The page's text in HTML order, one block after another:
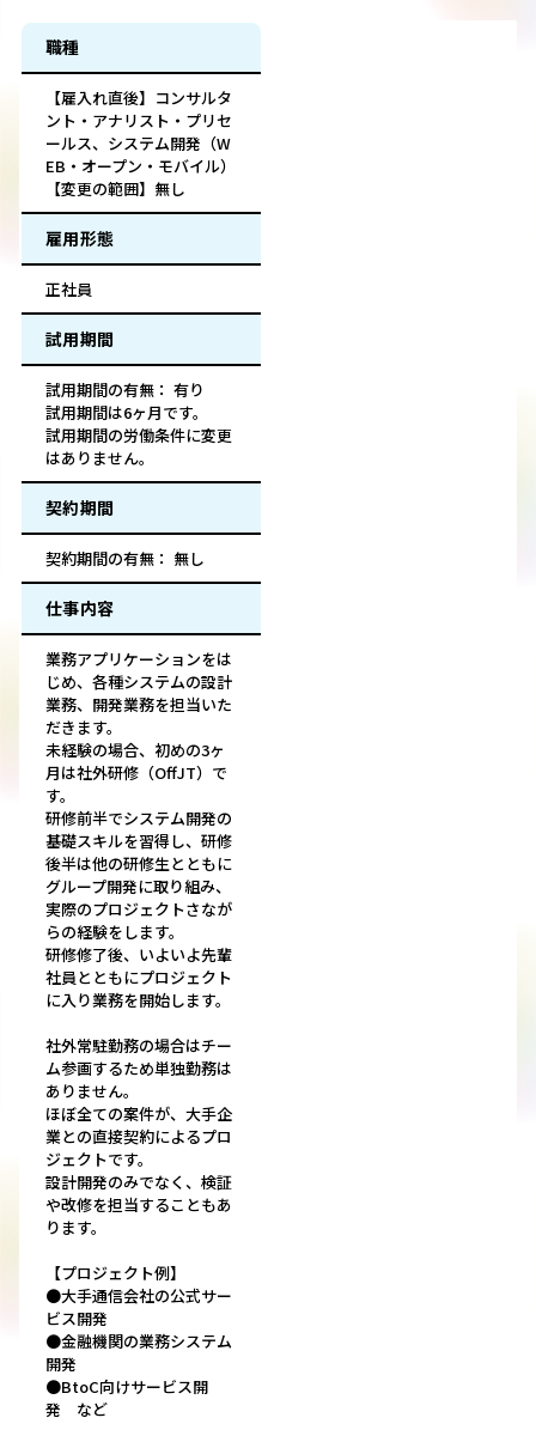
職種
【雇入れ直後】コンサルタ
ント・アナリスト・プリセ
ールス、システム開発（W
EB・オープン・モバイル）
【変更の範囲】無し
雇用形態
正社員
試用期間
試用期間の有無： 有り
試用期間は6ヶ月です。
試用期間の労働条件に変更
はありません。
契約期間
契約期間の有無： 無し
仕事内容
業務アプリケーションをは
じめ、各種システムの設計
業務、開発業務を担当いた
だきます。
未経験の場合、初めの3ヶ
月は社外研修（OffJT）で
す。
研修前半でシステム開発の
基礎スキルを習得し、研修
後半は他の研修生とともに
グループ開発に取り組み、
実際のプロジェクトさなが
らの経験をします。
研修修了後、いよいよ先輩
社員とともにプロジェクト
に入り業務を開始します。
社外常駐勤務の場合はチー
ム参画するため単独勤務は
ありません。
ほぼ全ての案件が、大手企
業との直接契約によるプロ
ジェクトです。
設計開発のみでなく、検証
や改修を担当することもあ
ります。
【プロジェクト例】
●大手通信会社の公式サー
ビス開発
●金融機関の業務システム
開発
●BtoC向けサービス開
発 など